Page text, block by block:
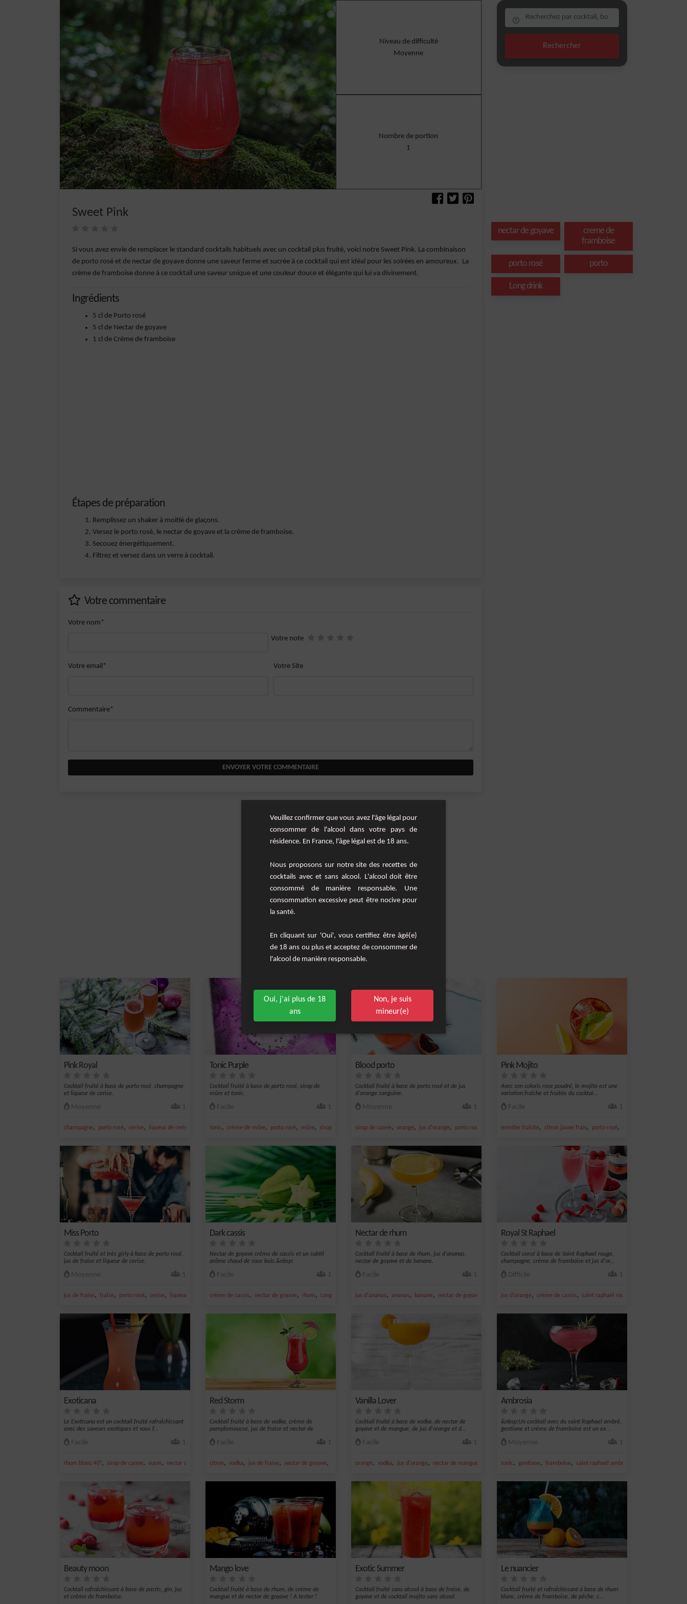
Niveau de difficulté
Moyenne
Nombre de portion
1
Sweet Pink
Si vous avez envie de remplacer le standard cocktails habituels avec un cocktail plus fruité, voici notre Sweet Pink. La combinaison
de porto rosé et de nectar de goyave donne une saveur ferme et sucrée à ce cocktail qui est idéal pour les soirées en amoureux. La
crème de framboise donne à ce cocktail une saveur unique et une couleur douce et élégante qui lui va divinement.
Ingrédients
5 cl de Porto rosé
5 cl de Nectar de goyave
1 cl de Crème de framboise
Étapes de préparation
Remplissez un shaker à moitié de glaçons.
Versez le porto rosé, le nectar de goyave et la crème de framboise.
Secouez énergétiquement.
Filtrez et versez dans un verre à cocktail.
Votre commentaire
Votre nom*
Votre note
Votre email* Votre Site
Commentaire*
ENVOYER VOTRE COMMENTAIRE
Rechercher
nectar de goyave
creme de
framboise
porto rosé porto
Long drink
Les cocktails similaires
Pink Royal
Cocktail fruité à base de porto rosé, champagne
et liqueur de cerise.
Moyenne 1
champagne, porto rosé, cerise, liqueur de cerise
Tonic Purple
Cocktail fruité à base de porto rosé, sirop de
mûre et tonic.
Facile 1
tonic, crème de mûre, porto rosé, mûre, sirop de mûre
Blood porto
Cocktail fruité à base de porto rosé et de jus
d'orange sanguine.
Moyenne 1
sirop de canne, orange, jus d'orange, porto rosé jus d'orange sanguine
Pink Mojito
Avec son coloris rose poudré, le mojito est une
variation fraîche et fruitée du cocktai...
Facile 1
menthe fraîche, citron jaune frais, porto rosé, cassonade
Miss Porto
Cocktail fruité et très girly à base de porto rosé,
jus de fraise et liqueur de cerise.
Moyenne 1
jus de fraise, fraise, porto rosé, cerise, liqueur de cerise
Dark cassis
Nectar de goyave crème de cassis et un subtil
arôme chaud de sous bois.&nbsp;
Facile 1
crème de cassis, nectar de goyave, rhum, Long drink
Nectar de rhum
Cocktail fruité à base de rhum, jus d'ananas,
nectar de goyave et de banane.
Facile 1
jus d'ananas, ananas, banane, nectar de goyave rhum blanc 50°
Royal St Raphael
Cocktail corsé à base de Saint Raphael rouge,
champagne, crème de framboise et jus d'or...
Difficile 1
jus d'orange, crème de cassis, saint raphaël rouge
Exoticana
Le Exoticana est un cocktail fruité rafraîchissant
avec des saveurs exotiques et vous f...
Facile 1
rhum blanc 40°, sirop de canne, sucre, nectar de goyave ,rhum
Red Storm
Cocktail fruité à base de vodka, crème de
pamplemousse, jus de fraise et nectar de
Facile 1
citron, vodka, jus de fraise, nectar de goyave,
Vanilla Lover
Cocktail fruité à base de vodka, de nectar de
goyave et de mangue, de jus d'orange et d...
Facile 1
orange, vodka, jus d'orange, nectar de mangue nectar de goyave
Ambrosia
&nbsp;Un cocktail avec du saint Raphael ambré,
gentiane et crème de framboise est un ex...
Moyenne 1
tonic, gentiane, framboise, saint raphael ambré
Beauty moon
Cocktail rafraîchissant à base de pastis, gin, jus
et crème de framboise.
Mango love
Cocktail fruité à base de rhum, de crème de
mangue et de nectar de goyave ! A tester !
Exotic Summer
Cocktail fruité sans alcool à base de fraise, de
goyave et de cocktail mojito sans alcool.
Le nuancier
Cocktail fruité et rafraîchissant à base de rhum
blanc, crème de framboise, de pêche, c...
Veuillez confirmer que vous avez l'âge légal pour
consommer de l'alcool dans votre pays de
résidence. En France, l'âge légal est de 18 ans.
Nous proposons sur notre site des recettes de
cocktails avec et sans alcool. L'alcool doit être
consommé de manière responsable. Une
consommation excessive peut être nocive pour
la santé.
En cliquant sur 'Oui', vous certifiez être âgé(e)
de 18 ans ou plus et acceptez de consommer de
l'alcool de manière responsable.
Oui, j'ai plus de 18
ans
Non, je suis
mineur(e)